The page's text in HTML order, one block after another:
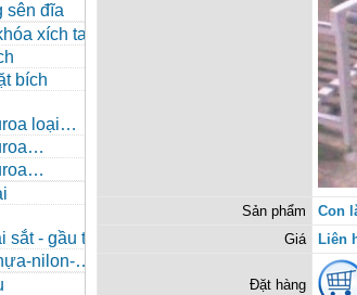
sên đĩa
xích tai eo
nghiệp
bích
loại
sắt - gầu tải
nilon-
Sản phẩm
Con
Giá
Liên
Đặt hàng